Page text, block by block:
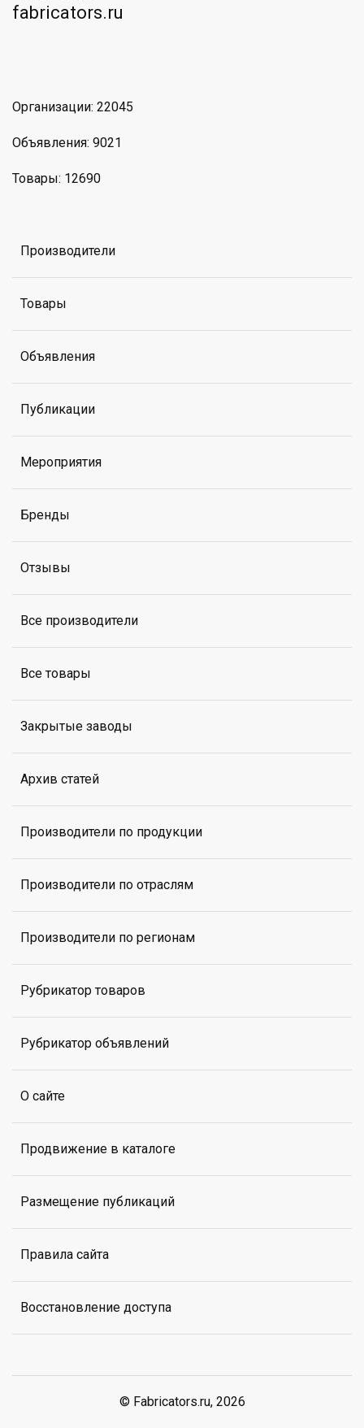
Организации: 22045
Объявления: 9021
Товары: 12690
Производители
Товары
Объявления
Публикации
Мероприятия
Бренды
Отзывы
Все производители
Все товары
Закрытые заводы
Архив статей
Производители по продукции
Производители по отраслям
Производители по регионам
Рубрикатор товаров
Рубрикатор объявлений
О сайте
Продвижение в каталоге
Размещение публикаций
Правила сайта
Восстановление доступа
© Fabricators.ru, 2026